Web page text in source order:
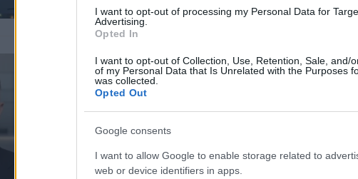
I want to opt-out of processing my Personal Data for
Advertising.
Opted In
I want to opt-out of Collection, Use, Retention, Sale, and/
of my Personal Data that Is Unrelated with the Purposes
was collected.
Opted Out
Google consents
I want to allow Google to enable storage related to
web or device identifiers in apps.
31 Maggio 2026, 14:30
Orsini e la ricetta per
crescere